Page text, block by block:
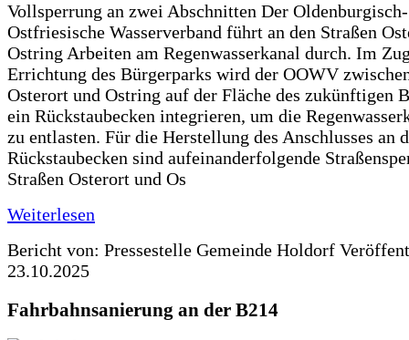
Vollsperrung an zwei Abschnitten Der Oldenburgisch-
Ostfriesische Wasserverband führt an den Straßen
Ostring Arbeiten am Regenwasserkanal durch. Im
Errichtung des Bürgerparks wird der OOWV
Osterort und Ostring auf der Fläche des zukünftigen
ein Rückstaubecken integrieren, um die
zu entlasten. Für die Herstellung des Anschlusses an
Rückstaubecken sind aufeinanderfolgende
Straßen Osterort und Os
Weiterlesen
Bericht von: Pressestelle Gemeinde Holdorf
23.10.2025
Fahrbahnsanierung an der B214